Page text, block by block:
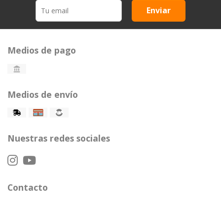
Enviar
Medios de pago
Medios de envío
Nuestras redes sociales
Contacto